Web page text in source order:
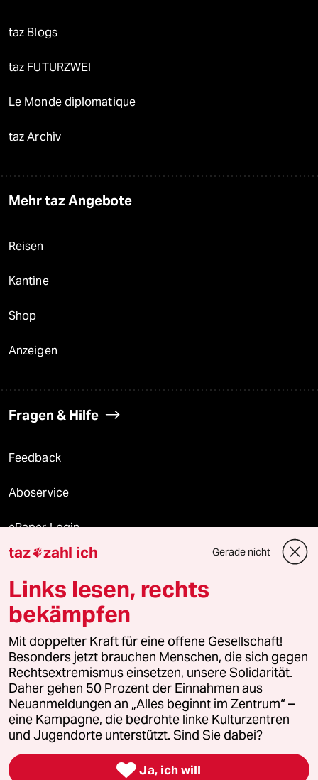
taz Blogs
taz FUTURZWEI
Le Monde diplomatique
taz Archiv
Mehr taz Angebote
Reisen
Kantine
Shop
Anzeigen
Fragen & Hilfe
Feedback
Aboservice
ePaper Login
Downloads für Abonnierende
© 2026 taz Verlags und Vertriebs GmbH
Alle Rechte vorbehalten. Bei rechtlichen Fragen oder für Genehmigungen
wenden Sie sich bitte an
lizenzen@taz.de
Feedback Redaktionsstatut Kommune-Richtlinien
Leitlinie Informant Datenschutz Impressum AGB
Seitenwende Einwilligungen widerrufen (Ads)
taz zahl ich Gerade nicht
Links lesen, rechts
bekämpfen
Mit doppelter Kraft für eine offene Gesellschaft!
Besonders jetzt brauchen Menschen, die sich gegen
Rechtsextremismus einsetzen, unsere Solidarität.
Daher gehen 50 Prozent der Einnahmen aus
Neuanmeldungen an „Alles beginnt im Zentrum“ –
eine Kampagne, die bedrohte linke Kulturzentren
und Jugendorte unterstützt. Sind Sie dabei?
 Ja, ich will